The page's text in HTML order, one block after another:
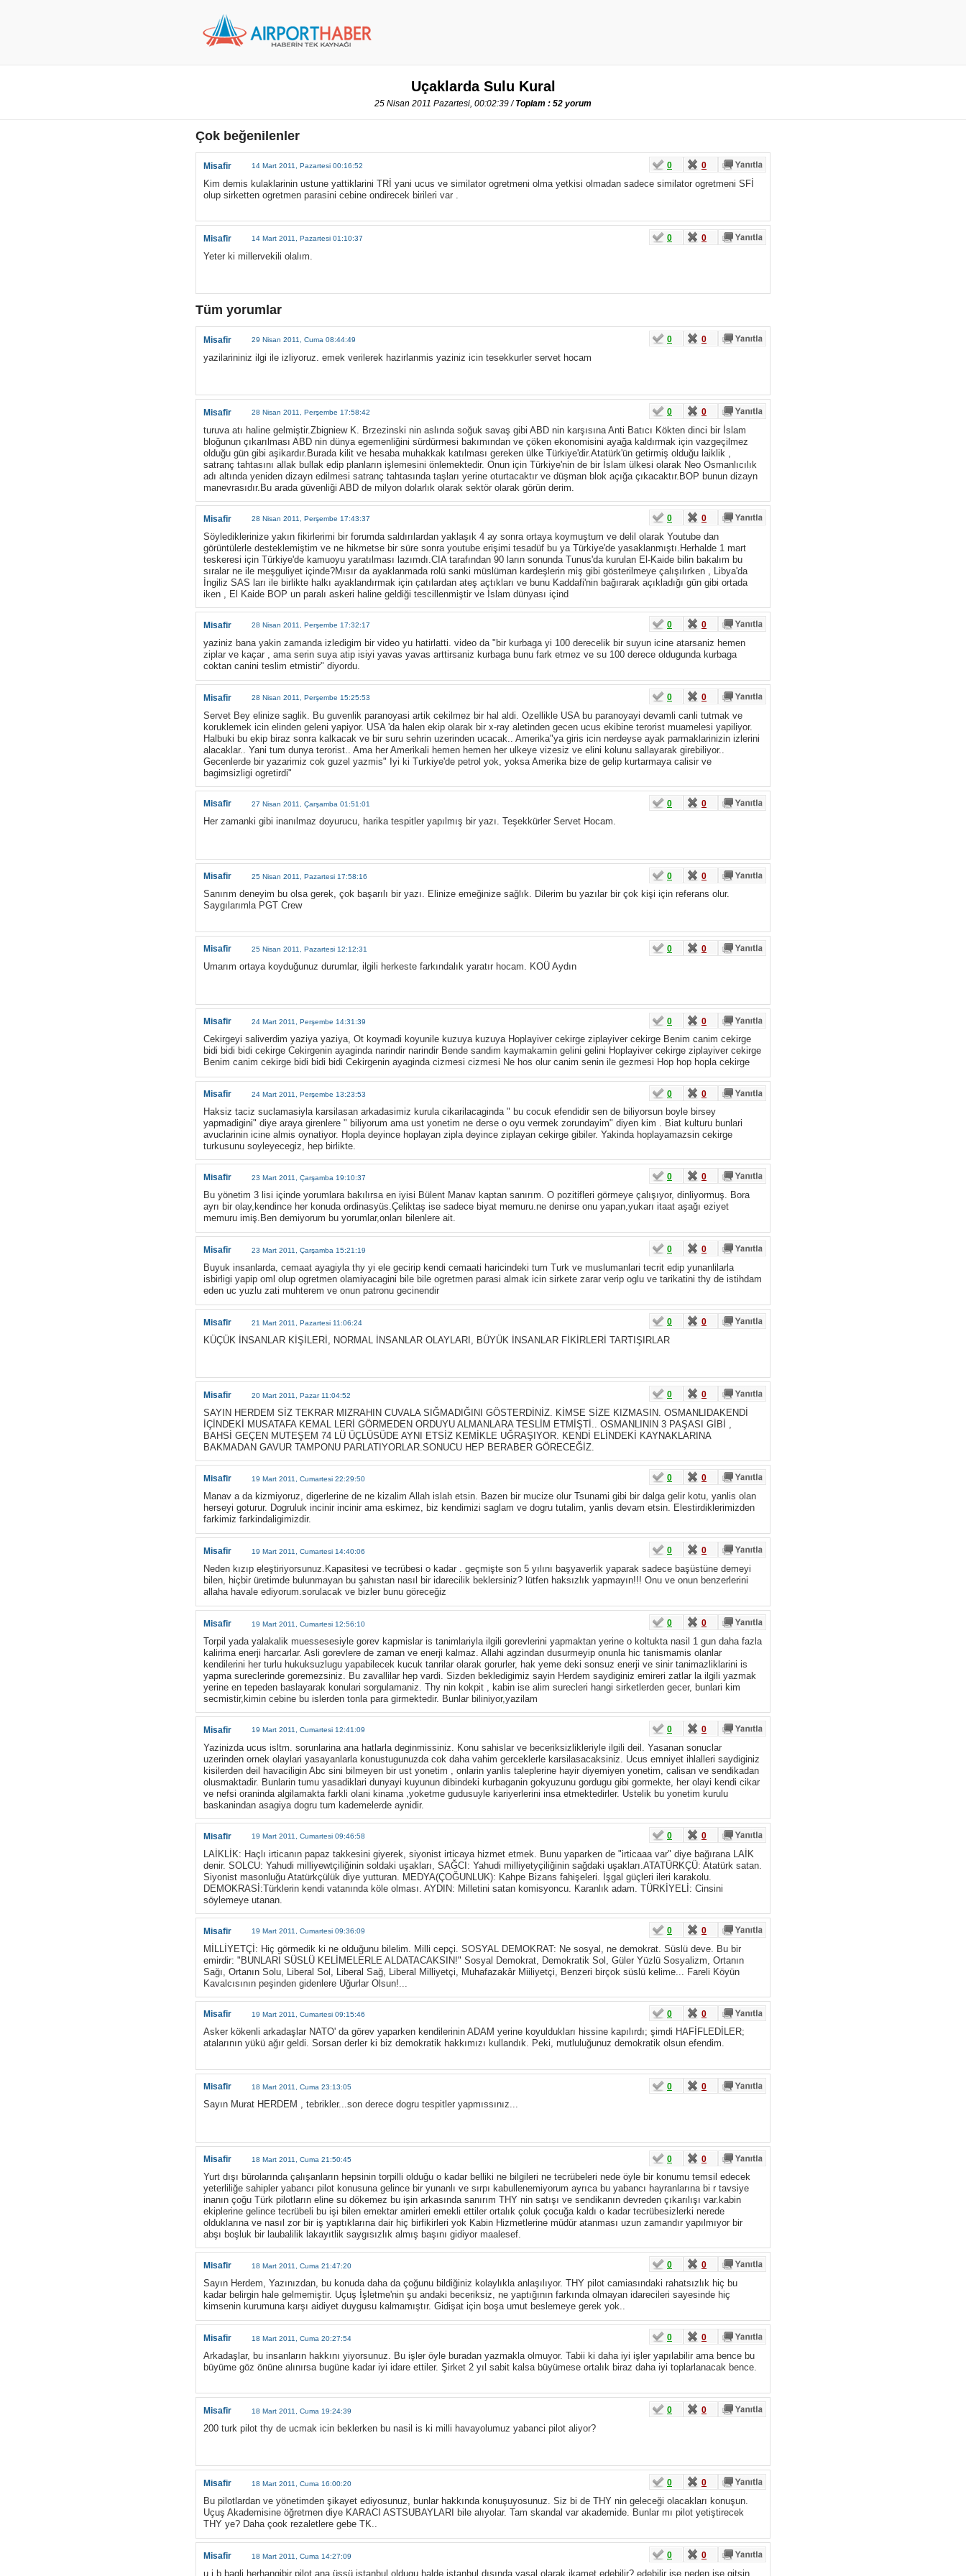
Uçaklarda Sulu Kural
25 Nisan 2011 Pazartesi, 00:02:39 /Toplam : 52 yorum
Çok beğenilenler
Misafir 14 Mart 2011, Pazartesi 00:16:52
Kim demis kulaklarinin ustune yattiklarini TRİ yani ucus ve similator ogretmeni olma yetkisi olmadan sadece similator ogretmeni SFİ
olup sirketten ogretmen parasini cebine ondirecek birileri var .
0 0
Misafir 14 Mart 2011, Pazartesi 01:10:37
Yeter ki millervekili olalım.
0 0
Tüm yorumlar
Misafir 29 Nisan 2011, Cuma 08:44:49
yazilarininiz ilgi ile izliyoruz. emek verilerek hazirlanmis yaziniz icin tesekkurler servet hocam
0 0
Misafir 28 Nisan 2011, Perşembe 17:58:42
turuva atı haline gelmiştir.Zbigniew K. Brzezinski nin aslında soğuk savaş gibi ABD nin karşısına Anti Batıcı Kökten dinci bir İslam
bloğunun çıkarılması ABD nin dünya egemenliğini sürdürmesi bakımından ve çöken ekonomisini ayağa kaldırmak için vazgeçilmez
olduğu gün gibi aşikardır.Burada kilit ve hesaba muhakkak katılması gereken ülke Türkiye'dir.Atatürk'ün getirmiş olduğu laiklik ,
satranç tahtasını allak bullak edip planların işlemesini önlemektedir. Onun için Türkiye'nin de bir İslam ülkesi olarak Neo Osmanlıcılık
adı altında yeniden dizayn edilmesi satranç tahtasında taşları yerine oturtacaktır ve düşman blok açığa çıkacaktır.BOP bunun dizayn
manevrasıdır.Bu arada güvenliği ABD de milyon dolarlık olarak sektör olarak görün derim.
0 0
Misafir 28 Nisan 2011, Perşembe 17:43:37
Söylediklerinize yakın fikirlerimi bir forumda saldırılardan yaklaşık 4 ay sonra ortaya koymuştum ve delil olarak Youtube dan
görüntülerle desteklemiştim ve ne hikmetse bir süre sonra youtube erişimi tesadüf bu ya Türkiye'de yasaklanmıştı.Herhalde 1 mart
teskeresi için Türkiye'de kamuoyu yaratılması lazımdı.CIA tarafından 90 ların sonunda Tunus'da kurulan El-Kaide bilin bakalım bu
sıralar ne ile meşguliyet içinde?Mısır da ayaklanmada rolü sanki müslüman kardeşlerin miş gibi gösterilmeye çalışılırken , Libya'da
İngiliz SAS ları ile birlikte halkı ayaklandırmak için çatılardan ateş açtıkları ve bunu Kaddafi'nin bağırarak açıkladığı gün gibi ortada
iken , El Kaide BOP un paralı askeri haline geldiği tescillenmiştir ve İslam dünyası içind
0 0
Misafir 28 Nisan 2011, Perşembe 17:32:17
yaziniz bana yakin zamanda izledigim bir video yu hatirlatti. video da "bir kurbaga yi 100 derecelik bir suyun icine atarsaniz hemen
ziplar ve kaçar , ama serin suya atip isiyi yavas yavas arttirsaniz kurbaga bunu fark etmez ve su 100 derece oldugunda kurbaga
coktan canini teslim etmistir" diyordu.
0 0
Misafir 28 Nisan 2011, Perşembe 15:25:53
Servet Bey elinize saglik. Bu guvenlik paranoyasi artik cekilmez bir hal aldi. Ozellikle USA bu paranoyayi devamli canli tutmak ve
koruklemek icin elinden geleni yapiyor. USA 'da halen ekip olarak bir x-ray aletinden gecen ucus ekibine terorist muamelesi yapiliyor.
Halbuki bu ekip biraz sonra kalkacak ve bir suru sehrin uzerinden ucacak.. Amerika"ya giris icin nerdeyse ayak parmaklarinizin izlerini
alacaklar.. Yani tum dunya terorist.. Ama her Amerikali hemen hemen her ulkeye vizesiz ve elini kolunu sallayarak girebiliyor..
Gecenlerde bir yazarimiz cok guzel yazmis" Iyi ki Turkiye'de petrol yok, yoksa Amerika bize de gelip kurtarmaya calisir ve
bagimsizligi ogretirdi"
0 0
Misafir 27 Nisan 2011, Çarşamba 01:51:01
Her zamanki gibi inanılmaz doyurucu, harika tespitler yapılmış bir yazı. Teşekkürler Servet Hocam.
0 0
Misafir 25 Nisan 2011, Pazartesi 17:58:16
Sanırım deneyim bu olsa gerek, çok başarılı bir yazı. Elinize emeğinize sağlık. Dilerim bu yazılar bir çok kişi için referans olur.
Saygılarımla PGT Crew
0 0
Misafir 25 Nisan 2011, Pazartesi 12:12:31
Umarım ortaya koyduğunuz durumlar, ilgili herkeste farkındalık yaratır hocam. KOÜ Aydın
0 0
Misafir 24 Mart 2011, Perşembe 14:31:39
Cekirgeyi saliverdim yaziya yaziya, Ot koymadi koyunile kuzuya kuzuya Hoplayiver cekirge ziplayiver cekirge Benim canim cekirge
bidi bidi bidi cekirge Cekirgenin ayaginda narindir narindir Bende sandim kaymakamin gelini gelini Hoplayiver cekirge ziplayiver cekirge
Benim canim cekirge bidi bidi bidi Cekirgenin ayaginda cizmesi cizmesi Ne hos olur canim senin ile gezmesi Hop hop hopla cekirge
0 0
Misafir 24 Mart 2011, Perşembe 13:23:53
Haksiz taciz suclamasiyla karsilasan arkadasimiz kurula cikarilacaginda " bu cocuk efendidir sen de biliyorsun boyle birsey
yapmadigini" diye araya girenlere " biliyorum ama ust yonetim ne derse o oyu vermek zorundayim" diyen kim . Biat kulturu bunlari
avuclarinin icine almis oynatiyor. Hopla deyince hoplayan zipla deyince ziplayan cekirge gibiler. Yakinda hoplayamazsin cekirge
turkusunu soyleyecegiz, hep birlikte.
0 0
Misafir 23 Mart 2011, Çarşamba 19:10:37
Bu yönetim 3 lisi içinde yorumlara bakılırsa en iyisi Bülent Manav kaptan sanırım. O pozitifleri görmeye çalışıyor, dinliyormuş. Bora
ayrı bir olay,kendince her konuda ordinasyüs.Çeliktaş ise sadece biyat memuru.ne denirse onu yapan,yukarı itaat aşağı eziyet
memuru imiş.Ben demiyorum bu yorumlar,onları bilenlere ait.
0 0
Misafir 23 Mart 2011, Çarşamba 15:21:19
Buyuk insanlarda, cemaat ayagiyla thy yi ele gecirip kendi cemaati haricindeki tum Turk ve muslumanlari tecrit edip yunanlilarla
isbirligi yapip oml olup ogretmen olamiyacagini bile bile ogretmen parasi almak icin sirkete zarar verip oglu ve tarikatini thy de istihdam
eden uc yuzlu zati muhterem ve onun patronu gecinendir
0 0
Misafir 21 Mart 2011, Pazartesi 11:06:24
KÜÇÜK İNSANLAR KİŞİLERİ, NORMAL İNSANLAR OLAYLARI, BÜYÜK İNSANLAR FİKİRLERİ TARTIŞIRLAR
0 0
Misafir 20 Mart 2011, Pazar 11:04:52
SAYIN HERDEM SİZ TEKRAR MIZRAHIN CUVALA SIĞMADIĞINI GÖSTERDİNİZ. KİMSE SİZE KIZMASIN. OSMANLIDAKENDİ
İÇİNDEKİ MUSATAFA KEMAL LERİ GÖRMEDEN ORDUYU ALMANLARA TESLİM ETMİŞTİ.. OSMANLININ 3 PAŞASI GİBİ ,
BAHSİ GEÇEN MUTEŞEM 74 LÜ ÜÇLÜSÜDE AYNI ETSİZ KEMİKLE UĞRAŞIYOR. KENDİ ELİNDEKİ KAYNAKLARINA
BAKMADAN GAVUR TAMPONU PARLATIYORLAR.SONUCU HEP BERABER GÖRECEĞİZ.
0 0
Misafir 19 Mart 2011, Cumartesi 22:29:50
Manav a da kizmiyoruz, digerlerine de ne kizalim Allah islah etsin. Bazen bir mucize olur Tsunami gibi bir dalga gelir kotu, yanlis olan
herseyi goturur. Dogruluk incinir incinir ama eskimez, biz kendimizi saglam ve dogru tutalim, yanlis devam etsin. Elestirdiklerimizden
farkimiz farkindaligimizdir.
0 0
Misafir 19 Mart 2011, Cumartesi 14:40:06
Neden kızıp eleştiriyorsunuz.Kapasitesi ve tecrübesi o kadar . geçmişte son 5 yılını başyaverlik yaparak sadece başüstüne demeyi
bilen, hiçbir üretimde bulunmayan bu şahıstan nasıl bir idarecilik beklersiniz? lütfen haksızlık yapmayın!!! Onu ve onun benzerlerini
allaha havale ediyorum.sorulacak ve bizler bunu göreceğiz
0 0
Misafir 19 Mart 2011, Cumartesi 12:56:10
Torpil yada yalakalik muessesesiyle gorev kapmislar is tanimlariyla ilgili gorevlerini yapmaktan yerine o koltukta nasil 1 gun daha fazla
kalirima enerji harcarlar. Asli gorevlere de zaman ve enerji kalmaz. Allahi agzindan dusurmeyip onunla hic tanismamis olanlar
kendilerini her turlu hukuksuzlugu yapabilecek kucuk tanrilar olarak gorurler, hak yeme deki sonsuz enerji ve sinir tanimazliklarini is
yapma sureclerinde goremezsiniz. Bu zavallilar hep vardi. Sizden bekledigimiz sayin Herdem saydiginiz emireri zatlar la ilgili yazmak
yerine en tepeden baslayarak konulari sorgulamaniz. Thy nin kokpit , kabin ise alim surecleri hangi sirketlerden gecer, bunlari kim
secmistir,kimin cebine bu islerden tonla para girmektedir. Bunlar biliniyor,yazilam
0 0
Misafir 19 Mart 2011, Cumartesi 12:41:09
Yazinizda ucus isltm. sorunlarina ana hatlarla deginmissiniz. Konu sahislar ve beceriksizlikleriyle ilgili deil. Yasanan sonuclar
uzerinden ornek olaylari yasayanlarla konustugunuzda cok daha vahim gerceklerle karsilasacaksiniz. Ucus emniyet ihlalleri saydiginiz
kisilerden deil havaciligin Abc sini bilmeyen bir ust yonetim , onlarin yanlis taleplerine hayir diyemiyen yonetim, calisan ve sendikadan
olusmaktadir. Bunlarin tumu yasadiklari dunyayi kuyunun dibindeki kurbaganin gokyuzunu gordugu gibi gormekte, her olayi kendi cikar
ve nefsi oraninda algilamakta farkli olani kinama ,yoketme gudusuyle kariyerlerini insa etmektedirler. Ustelik bu yonetim kurulu
baskanindan asagiya dogru tum kademelerde aynidir.
0 0
Misafir 19 Mart 2011, Cumartesi 09:46:58
LAİKLİK: Haçlı irticanın papaz takkesini giyerek, siyonist irticaya hizmet etmek. Bunu yaparken de "irticaaa var" diye bağırana LAİK
denir. SOLCU: Yahudi milliyewtçiliğinin soldaki uşakları, SAĞCI: Yahudi milliyetyçiliğinin sağdaki uşakları.ATATÜRKÇÜ: Atatürk satan.
Siyonist masonluğu Atatürkçülük diye yutturan. MEDYA(ÇOĞUNLUK): Kahpe Bizans fahişeleri. İşgal güçleri ileri karakolu.
DEMOKRASİ:Türklerin kendi vatanında köle olması. AYDIN: Milletini satan komisyoncu. Karanlık adam. TÜRKİYELİ: Cinsini
söylemeye utanan.
0 0
Misafir 19 Mart 2011, Cumartesi 09:36:09
MİLLİYETÇİ: Hiç görmedik ki ne olduğunu bilelim. Milli cepçi. SOSYAL DEMOKRAT: Ne sosyal, ne demokrat. Süslü deve. Bu bir
emirdir: "BUNLARI SÜSLÜ KELİMELERLE ALDATACAKSIN!" Sosyal Demokrat, Demokratik Sol, Güler Yüzlü Sosyalizm, Ortanın
Sağı, Ortanın Solu, Liberal Sol, Liberal Sağ, Liberal Milliyetçi, Muhafazakâr Miiliyetçi, Benzeri birçok süslü kelime... Fareli Köyün
Kavalcısının peşinden gidenlere Uğurlar Olsun!...
0 0
Misafir 19 Mart 2011, Cumartesi 09:15:46
Asker kökenli arkadaşlar NATO' da görev yaparken kendilerinin ADAM yerine koyuldukları hissine kapılırdı; şimdi HAFİFLEDİLER;
atalarının yükü ağır geldi. Sorsan derler ki biz demokratik hakkımızı kullandık. Peki, mutluluğunuz demokratik olsun efendim.
0 0
Misafir 18 Mart 2011, Cuma 23:13:05
Sayın Murat HERDEM , tebrikler...son derece dogru tespitler yapmıssınız...
0 0
Misafir 18 Mart 2011, Cuma 21:50:45
Yurt dışı bürolarında çalışanların hepsinin torpilli olduğu o kadar belliki ne bilgileri ne tecrübeleri nede öyle bir konumu temsil edecek
yeterliliğe sahipler yabancı pilot konusuna gelince bir yunanlı ve sırpı kabullenemiyorum ayrıca bu yabancı hayranlarına bi r tavsiye
inanın çoğu Türk pilotların eline su dökemez bu işin arkasında sanırım THY nin satışı ve sendikanın devreden çıkarılışı var.kabin
ekiplerine gelince tecrübeli bu işi bilen emektar amirleri emekli ettiler ortalık çoluk çocuğa kaldı o kadar tecrübesizlerki nerede
olduklarına ve nasıl zor bir iş yaptıklarına dair hiç birfikirleri yok Kabin Hizmetlerine müdür atanması uzun zamandır yapılmıyor bir
abşı boşluk bir laubalilik lakayıtlik saygısızlık almış başını gidiyor maalesef.
0 0
Misafir 18 Mart 2011, Cuma 21:47:20
Sayın Herdem, Yazınızdan, bu konuda daha da çoğunu bildiğiniz kolaylıkla anlaşılıyor. THY pilot camiasındaki rahatsızlık hiç bu
kadar belirgin hale gelmemiştir. Uçuş İşletme'nin şu andaki beceriksiz, ne yaptığının farkında olmayan idarecileri sayesinde hiç
kimsenin kurumuna karşı aidiyet duygusu kalmamıştır. Gidişat için boşa umut beslemeye gerek yok..
0 0
Misafir 18 Mart 2011, Cuma 20:27:54
Arkadaşlar, bu insanların hakkını yiyorsunuz. Bu işler öyle buradan yazmakla olmuyor. Tabii ki daha iyi işler yapılabilir ama bence bu
büyüme göz önüne alınırsa bugüne kadar iyi idare ettiler. Şirket 2 yıl sabit kalsa büyümese ortalık biraz daha iyi toplarlanacak bence.
0 0
Misafir 18 Mart 2011, Cuma 19:24:39
200 turk pilot thy de ucmak icin beklerken bu nasil is ki milli havayolumuz yabanci pilot aliyor?
0 0
Misafir 18 Mart 2011, Cuma 16:00:20
Bu pilotlardan ve yönetimden şikayet ediyosunuz, bunlar hakkında konuşuyosunuz. Siz bi de THY nin geleceği olacakları konuşun.
Uçuş Akademisine öğretmen diye KARACI ASTSUBAYLARI bile alıyolar. Tam skandal var akademide. Bunlar mı pilot yetiştirecek
THY ye? Daha çook rezaletlere gebe TK..
0 0
Misafir 18 Mart 2011, Cuma 14:27:09
u i b bagli herhangibir pilot ana üssü istanbul oldugu halde istanbul dışında yasal olarak ikamet edebilir? edebilir ise neden işe gitsin
0 0